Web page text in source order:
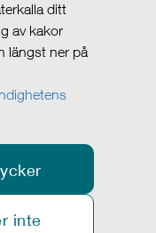
ditt
av kakor
längst ner på
inte